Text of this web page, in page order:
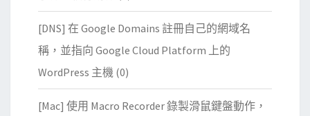
[DNS] 在 Google Domains 註冊自己的網域名
稱，並指向 Google Cloud Platform 上的
WordPress 主機 (0)
[Mac] 使用 Macro Recorder 錄製滑鼠鍵盤動作，